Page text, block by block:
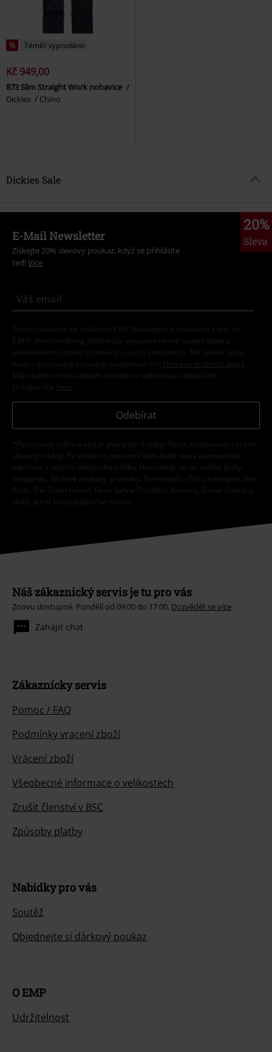
% Téměř vyprodáno
Kč 949,00
873 Slim Straight Work nohavice
Dickies
Chino
Dickies Sale
20%
Sleva
E-Mail Newsletter
Získejte 20% slevový poukaz, když se přihlásíte
teď! Více
Tímto souhlasím se zasíláním EMP Newslettru a souhlasím s tím, že
E.M.P. Merchandising mbH může zpracovávat mé osobní údaje a
pravidelně mi posílat informace o svých produktech. Mé osobní údaje
budou zpracovány v souladu s ustanoveními
Ochrana osobních údajů
Můj souhlas mohu kdykoliv odvolat na odhlašovací odkaz/link.
Unsubscribe here
Odebírat
*Platí pouze online a kód je platný jen 4 týdny. Nelze kombinovat s jinými
slevovými kódy. Po vložení a potvrzení kódu bude sleva automaticky
odečtena z vašeho nákupního košíku. Nevztahuje se na média, knihy,
vstupenky, dárkové poukazy, produkty: Rammstein, (Till) Lindemann, Die
Ärzte, Die Toten Hosen, Feine Sahne Fischfilet, Broilers, Böhse Onkelz a
zboží, jehož koupí podpoříte nadaci.
Náš zákaznický servis je tu pro vás
Znovu dostupné: Pondělí od 09:00 do 17:00. Dozvědět se více
Zahájit chat
Zákaznícky servis
Pomoc / FAQ
Podmínky vracení zboží
Vrácení zboží
Všeobecné informace o velikostech
Zrušit členství v BSC
Způsoby platby
Nabídky pro vás
Soutěž
Objednejte si dárkový poukaz
O EMP
Udržitelnost